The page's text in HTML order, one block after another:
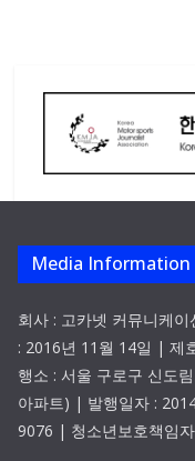
Media Information
회사 : 고카넷 커뮤니케
: 2016년 11월 14일 | 제
행소 : 서울 구로구 신도
아파트) | 발행일자 :
9076 | 청소년보호책임